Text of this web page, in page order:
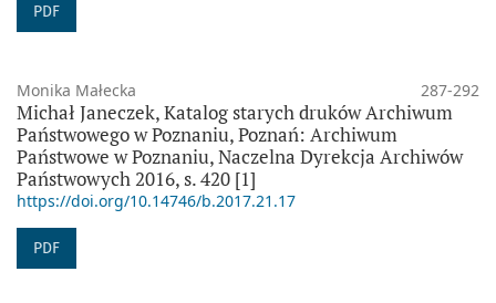
PDF
Monika Małecka 287-292
Michał Janeczek, Katalog starych druków Archiwum
Państwowego w Poznaniu, Poznań: Archiwum
Państwowe w Poznaniu, Naczelna Dyrekcja Archiwów
Państwowych 2016, s. 420 [1]
https://doi.org/10.14746/b.2017.21.17
PDF